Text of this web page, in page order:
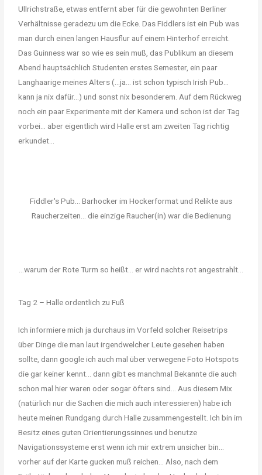
Ullrichstraße, etwas entfernt aber für die gewohnten Berliner
Verhältnisse geradezu um die Ecke. Das Fiddlers ist ein Pub was
man durch einen langen Hausflur auf einem Hinterhof erreicht.
Das Guinness war so wie es sein muß, das Publikum an diesem
Abend hauptsächlich Studenten erstes Semester, ein paar
Langhaarige meines Alters (…ja… ist schon typisch Irish Pub…
kann ja nix dafür…) und sonst nix besonderem. Auf dem Rückweg
noch ein paar Experimente mit der Kamera und schon ist der Tag
vorbei… aber eigentlich wird Halle erst am zweiten Tag richtig
erkundet…
Fiddler's Pub... Barhocker im Hockerformat und Relikte aus
Raucherzeiten... die einzige Raucher(in) war die Bedienung
...warum der Rote Turm so heißt... er wird nachts rot angestrahlt...
Tag 2 – Halle ordentlich zu Fuß
Ich informiere mich ja durchaus im Vorfeld solcher Reisetrips
über Dinge die man laut irgendwelcher Leute gesehen haben
sollte, dann google ich auch mal über verwegene Foto Hotspots
die gar keiner kennt… dann gibt es manchmal Bekannte die auch
schon mal hier waren oder sogar öfters sind… Aus diesem Mix
(natürlich nur die Sachen die mich auch interessieren) habe ich
heute meinen Rundgang durch Halle zusammengestellt. Ich bin im
Besitz eines guten Orientierungssinnes und benutze
Navigationssysteme erst wenn ich mir extrem unsicher bin…
vorher auf der Karte gucken muß reichen… Also, nach dem